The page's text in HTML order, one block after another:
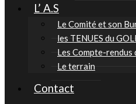
L’ A.S
Le Comité et son
les TENUES du
Les Compte-rendus
Le terrain
Contact